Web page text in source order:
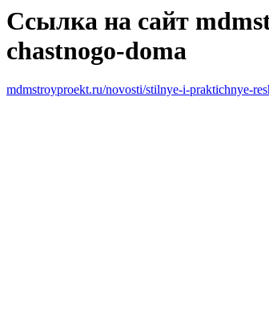
Ссылка на сайт
chastnogo-doma
mdmstroyproekt.ru/novosti/stilnye-i-praktichnye-